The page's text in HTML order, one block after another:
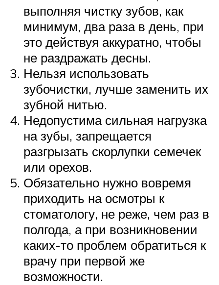
выполняя чистку зубов, как
минимум, два раза в день, при
это действуя аккуратно, чтобы
не раздражать десны.
Нельзя использовать
зубочистки, лучше заменить их
зубной нитью.
Недопустима сильная нагрузка
на зубы, запрещается
разгрызать скорлупки семечек
или орехов.
Обязательно нужно вовремя
приходить на осмотры к
стоматологу, не реже, чем раз в
полгода, а при возникновении
каких-то проблем обратиться к
врачу при первой же
возможности.